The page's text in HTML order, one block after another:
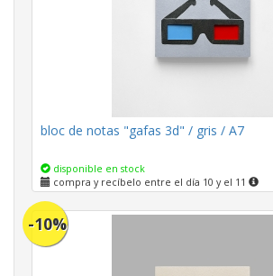
bloc de notas "gafas 3d" / gris / A7
disponible en stock
compra y recíbelo entre el día 10 y el 11
-10%